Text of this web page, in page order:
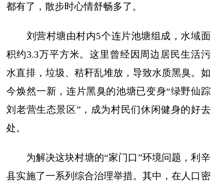
都有了，散步时心情舒畅多了。
刘营村塘由村内5个连片池塘组成，水域面
积约3.3万平方米。这里曾经因周边居民生活污
水直排，垃圾、秸秆乱堆放，导致水质黑臭。如
今焕然一新，连片黑臭的池塘已变身“绿野仙踪
刘老营生态景区”，成为村民们休闲健身的好去
处。
为解决这块村塘的“家门口”环境问题，利辛
县实施了一系列综合治理举措。其中，在人口密